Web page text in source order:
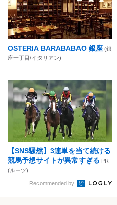
OSTERIA BARABABAO 銀座 (銀
座一丁目/イタリアン)
【SNS騒然】3連単を当て続ける
競馬予想サイトが異常すぎる PR
(ルーツ)
Recommended by